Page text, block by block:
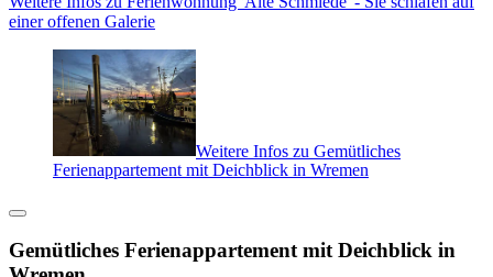
einer offenen Galerie
Weitere Infos zu Gemütliches
Ferienappartement mit Deichblick in Wremen
Gemütliches Ferienappartement mit Deichblick in